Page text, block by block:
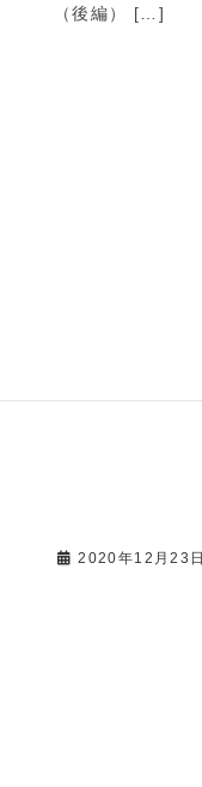
（後編） […]
2020年12月23日